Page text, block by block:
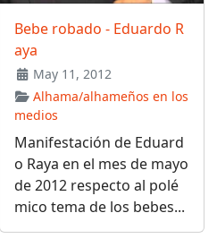
Bebe robado - Eduardo R
aya
May 11, 2012
Alhama/alhameños en los
medios
Manifestación de Eduard
o Raya en el mes de mayo
de 2012 respecto al polé
mico tema de los bebes...